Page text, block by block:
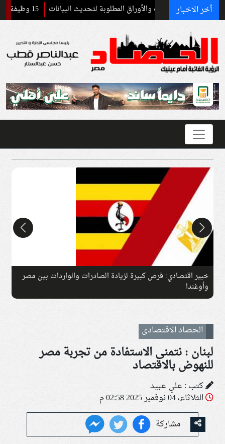
أخر الاخبار 15 وظيفة سائق بالهيئة العامة للتنمية الصناعية.. التقديم يبدأ غدًا
خبير اقتصادي: فرص كبيرة لزيادة الصادرات والواردات بين مصر
وأوغندا
الحصاد الاقتصادى
لبنان : نتمنى الاستفادة من تجربة مصر
للنهوض بالاقتصاد
كتب : علي عبيد
الثلاثاء، 04 نوفمبر 2025 02:58 م
مشاركة